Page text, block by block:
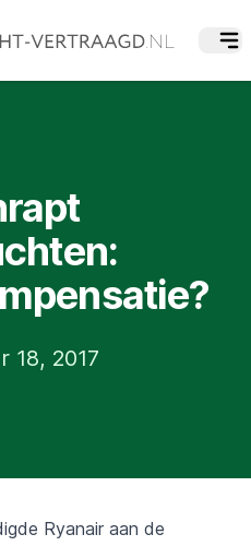
18, 2017
Ryanair aan de